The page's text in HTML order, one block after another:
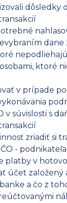
dôsledky
ktoré
v prípade
v súvislosti s
zriadiť si
-
platby v
účet založený
a čo z